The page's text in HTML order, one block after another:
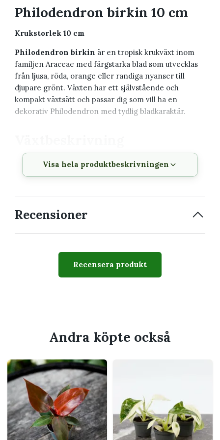
Philodendron birkin 10 cm
Krukstorlek 10 cm
Philodendron birkin är en tropisk krukväxt inom
familjen Araceae med färgstarka blad som utvecklas
från ljusa, röda, orange eller randiga nyanser till
djupare grönt. Växten har ett självstående och
kompakt växtsätt och passar dig som vill ha en
dekorativ Philodendron med tydlig bladkaraktär.
Vetenskapligt
namn
Philodendron birkin
Krukstorlek
Svårighetsgrad
Ja, bör hållas utom räckhåll
Ljust vardagsrum, sovrum eller kontor
Byrå, växtställ eller golv när plantan blir
större
Dig som gillar tropiska bladväxter
Ett varmt och dragfritt läge med indirekt
ljus
Ett extra ljust läge som hjälper
bladteckningen att behållas
Visa hela produktbeskrivningen
Recensioner
Recensera produkt
Andra köpte också